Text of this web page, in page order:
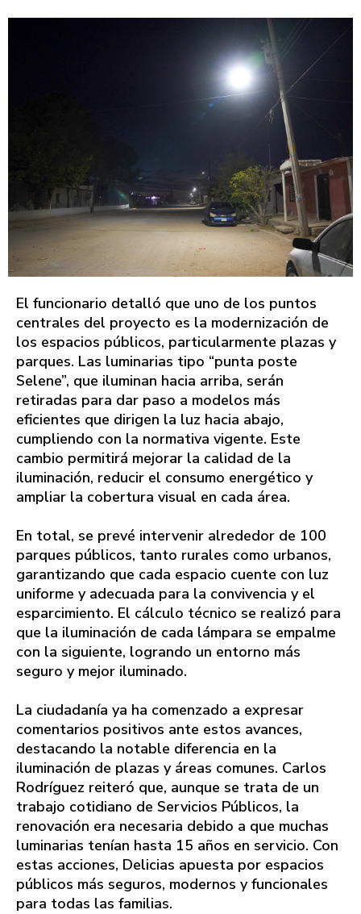
El funcionario detalló que uno de los puntos
centrales del proyecto es la modernización de
los espacios públicos, particularmente plazas y
parques. Las luminarias tipo “punta poste
Selene”, que iluminan hacia arriba, serán
retiradas para dar paso a modelos más
eficientes que dirigen la luz hacia abajo,
cumpliendo con la normativa vigente. Este
cambio permitirá mejorar la calidad de la
iluminación, reducir el consumo energético y
ampliar la cobertura visual en cada área.
En total, se prevé intervenir alrededor de 100
parques públicos, tanto rurales como urbanos,
garantizando que cada espacio cuente con luz
uniforme y adecuada para la convivencia y el
esparcimiento. El cálculo técnico se realizó para
que la iluminación de cada lámpara se empalme
con la siguiente, logrando un entorno más
seguro y mejor iluminado.
La ciudadanía ya ha comenzado a expresar
comentarios positivos ante estos avances,
destacando la notable diferencia en la
iluminación de plazas y áreas comunes. Carlos
Rodríguez reiteró que, aunque se trata de un
trabajo cotidiano de Servicios Públicos, la
renovación era necesaria debido a que muchas
luminarias tenían hasta 15 años en servicio. Con
estas acciones, Delicias apuesta por espacios
públicos más seguros, modernos y funcionales
para todas las familias.